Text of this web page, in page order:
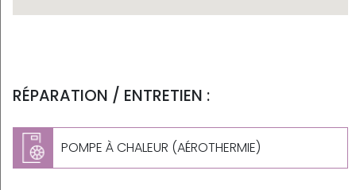
RÉPARATION / ENTRETIEN :
POMPE À CHALEUR (AÉROTHERMIE)